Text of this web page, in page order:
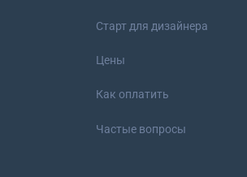
Старт для дизайнера
Цены
Как оплатить
Частые вопросы